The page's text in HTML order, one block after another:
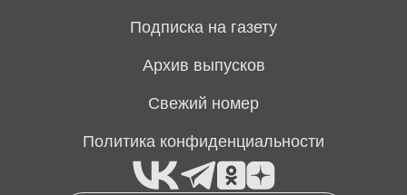
Подписка на газету
Архив выпусков
Свежий номер
Политика конфиденциальности